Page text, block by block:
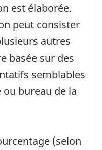
est élaborée.
peut consister
autres
basée sur des
semblables
bureau de la
(selon